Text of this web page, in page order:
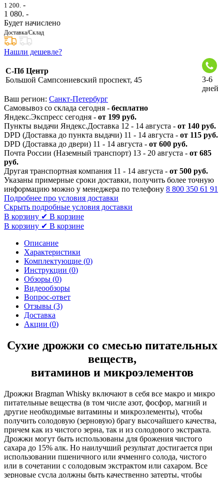
1 200. -
1 080. -
Будет начислено
Доставка/Склад
Нашли дешевле?
С-Пб Центр
Большой Сампсониевский проспект, 45
3-6
дней
Ваш регион: Санкт-Петербург
Самовывоз со склада сегодня - бесплатно
Яндекс.Экспресс сегодня - от 199 руб.
Пункты выдачи Яндекс.Доставка 12 - 14 августа - от 140 руб.
DPD (Доставка до пункта выдачи) 11 - 14 августа - от 115 руб.
DPD (Доставка до двери) 11 - 14 августа - от 600 руб.
Почта России (Наземный транспорт) 13 - 20 августа - от 685
руб.
Другая транспортная компания 11 - 14 августа - от 500 руб.
Указаны примерные сроки доставки, получить более точную
информацию можно у менеджера по телефону 8 800 350 61 91
Подробнее про условия доставки
Скрыть подробные условия доставки
В корзину ✔ В корзине
В корзину ✔ В корзине
Описание
Характеристики
Комплектующие (0)
Инструкции (0)
Обзоры (0)
Видеообзоры
Вопрос-ответ
Отзывы (3)
Доставка
Акции (0)
Сухие дрожжи со смесью питательных
веществ,
витаминов и микроэлементов
Дрожжи Bragman Whisky включают в себя все макро и микро
питательные вещества (в том числе азот, фосфор, магний и
другие необходимые витамины и микроэлементы), чтобы
получить солодовую (зерновую) брагу высочайшего качества,
причем как из чистого зерна, так и из солодового экстракта.
Дрожжи могут быть использованы для брожения чистого
сахара до 15% алк. Но наилучший результат достигается при
использовании пшеничного или ячменнго солода, чистого
или в сочетании с солодовым экстрактом или сахаром. Все
зерновые сусла должны быть качественно затерты, чтобы